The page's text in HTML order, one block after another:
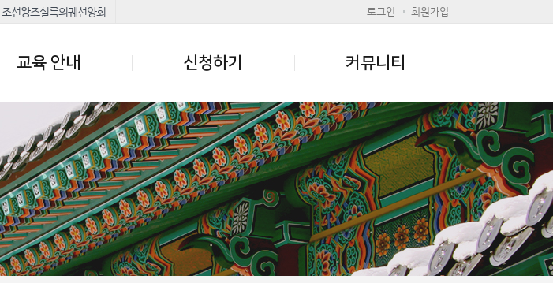
조선왕조실록의궤선양회 로그인 회원가입
교육 안내 신청하기 커뮤니티